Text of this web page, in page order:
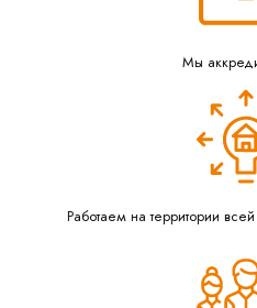
Мы
Работаем на территории